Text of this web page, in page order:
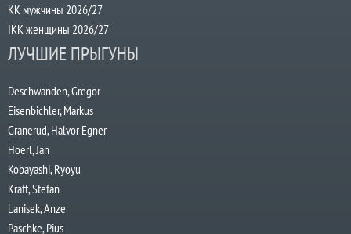
КК мужчины 2026/27
IKK женщины 2026/27
ЛУЧШИЕ ПРЫГУНЫ
Deschwanden, Gregor
Eisenbichler, Markus
Granerud, Halvor Egner
Hoerl, Jan
Kobayashi, Ryoyu
Kraft, Stefan
Lanisek, Anze
Paschke, Pius